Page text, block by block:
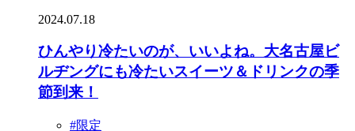
2024.07.18
ひんやり冷たいのが、いいよね。大名古屋ビ
ルヂングにも冷たいスイーツ＆ドリンクの季
節到来！
#限定